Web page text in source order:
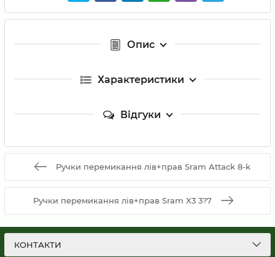
Опис
Характеристики
Відгуки
Ручки перемикання лів+прав Sram Attack 8-k
Ручки перемикання лів+прав Sram X3 3?7
КОНТАКТИ